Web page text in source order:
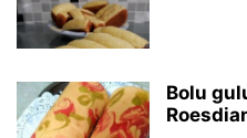
Bolu